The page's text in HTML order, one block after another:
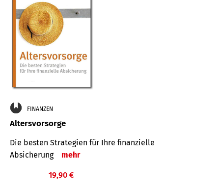
FINANZEN
Altersvorsorge
Die besten Strategien für Ihre finanzielle
Absicherung
mehr
19,90 €